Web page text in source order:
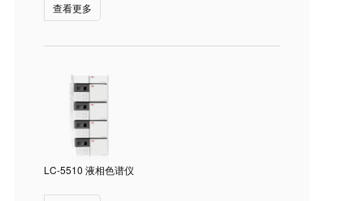
查看更多
LC-5510 液相色谱仪